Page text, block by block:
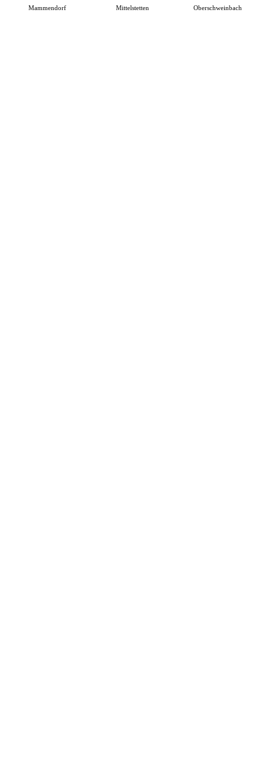
Mammendorf Mittelstetten Oberschweinbach